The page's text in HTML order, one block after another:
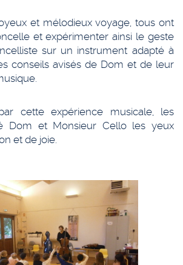
et mélodieux voyage, tous ont
et expérimenter ainsi le geste
sur un instrument adapté à
conseils avisés de Dom et de leur
cette expérience musicale, les
Dom et Monsieur Cello les yeux
et de joie.